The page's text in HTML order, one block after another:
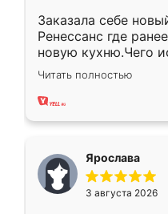
Заказала себе
Ренессанс где
новую кухню.Чего
вполне довольна.
два года, нареканий
Читать полностью
Ярослава
3 августа 2026